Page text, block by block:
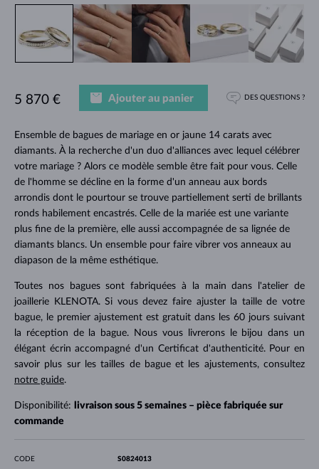
Ensemble de bagues de mariage en or jaune 14 carats avec
diamants. À la recherche d'un duo d'alliances avec lequel célébrer
votre mariage ? Alors ce modèle semble être fait pour vous. Celle
de l'homme se décline en la forme d'un anneau aux bords
arrondis dont le pourtour se trouve partiellement serti de brillants
ronds habilement encastrés. Celle de la mariée est une variante
plus fine de la première, elle aussi accompagnée de sa lignée de
diamants blancs. Un ensemble pour faire vibrer vos anneaux au
diapason de la même esthétique.
Toutes nos bagues sont fabriquées à la main dans l'atelier de
joaillerie KLENOTA. Si vous devez faire ajuster la taille de votre
bague, le premier ajustement est gratuit dans les 60 jours suivant
la réception de la bague. Nous vous livrerons le bijou dans un
élégant écrin accompagné d'un Certificat d'authenticité. Pour en
savoir plus sur les tailles de bague et les ajustements, consultez
notre guide.
Disponibilité:
livraison sous 5 semaines – pièce fabriquée sur
commande
5 870 € Ajouter au panier DES QUESTIONS ?
CODE S0824013